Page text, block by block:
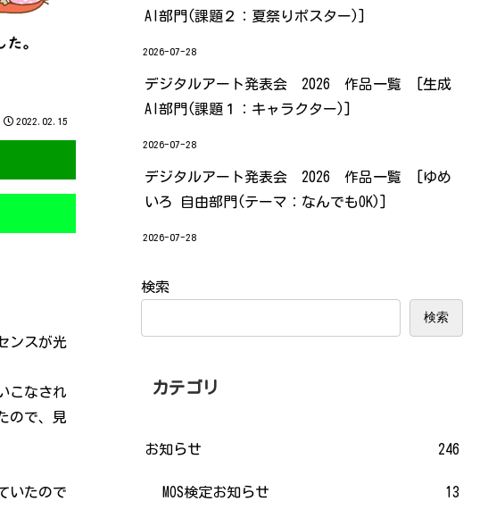
2022.02.15
ンスが光
こなされ
ので、見
いたので
AI部門(課題２：夏祭りポスター)]
2026-07-28
デジタルアート発表会 2026 作品一覧 [生成
AI部門(課題１：キャラクター)]
2026-07-28
デジタルアート発表会 2026 作品一覧 [ゆめ
いろ 自由部門(テーマ：なんでもOK)]
2026-07-28
検索
検索
カテゴリ
お知らせ 246
MOS検定お知らせ 13